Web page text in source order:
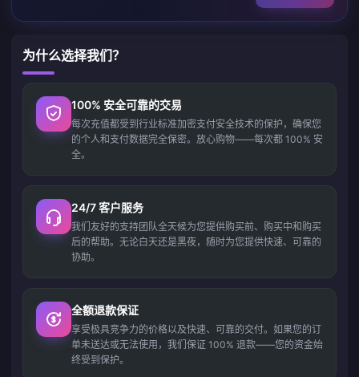
为什么选择我们？
100% 安全可靠的交易
每次充值都受到行业标准加密支付安全技术的保护，确保您
的个人和支付数据完全保密。放心购物——每次都 100% 安
全。
24/7 客户服务
我们友好的支持团队全天候为您提供购买前、购买中和购买
后的帮助。无论白天还是黑夜，随时为您提供快速、可靠的
协助。
全额退款保证
享受极具竞争力的价格以及快速、可靠的交付。如果您的订
单未送达或无法使用，我们保证 100% 退款——您的资金始
终受到保护。